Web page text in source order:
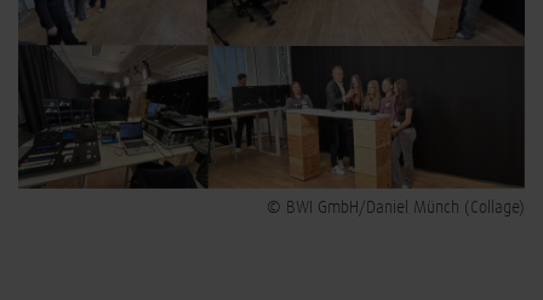
© BWI GmbH/Daniel Münch (Collage)